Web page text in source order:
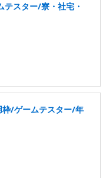
テスター/寮・社宅・
枠/ゲームテスター/年